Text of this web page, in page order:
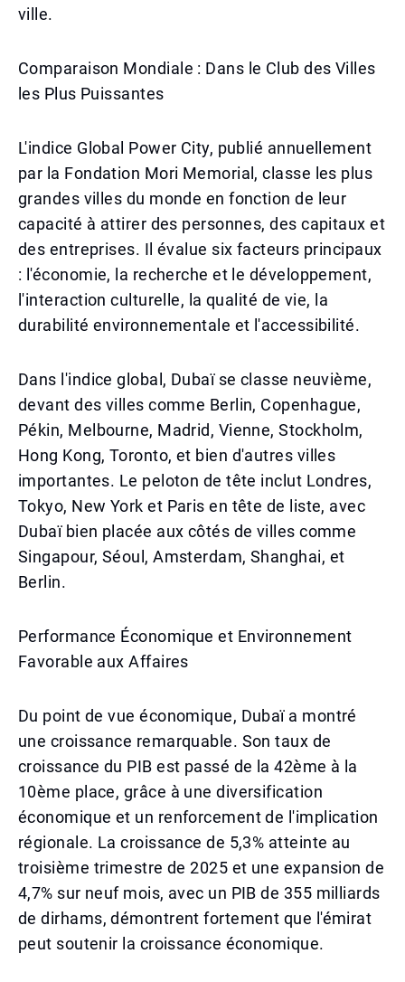
ville.
Comparaison Mondiale : Dans le Club des Villes
les Plus Puissantes
L'indice Global Power City, publié annuellement
par la Fondation Mori Memorial, classe les plus
grandes villes du monde en fonction de leur
capacité à attirer des personnes, des capitaux et
des entreprises. Il évalue six facteurs principaux
: l'économie, la recherche et le développement,
l'interaction culturelle, la qualité de vie, la
durabilité environnementale et l'accessibilité.
Dans l'indice global, Dubaï se classe neuvième,
devant des villes comme Berlin, Copenhague,
Pékin, Melbourne, Madrid, Vienne, Stockholm,
Hong Kong, Toronto, et bien d'autres villes
importantes. Le peloton de tête inclut Londres,
Tokyo, New York et Paris en tête de liste, avec
Dubaï bien placée aux côtés de villes comme
Singapour, Séoul, Amsterdam, Shanghai, et
Berlin.
Performance Économique et Environnement
Favorable aux Affaires
Du point de vue économique, Dubaï a montré
une croissance remarquable. Son taux de
croissance du PIB est passé de la 42ème à la
10ème place, grâce à une diversification
économique et un renforcement de l'implication
régionale. La croissance de 5,3% atteinte au
troisième trimestre de 2025 et une expansion de
4,7% sur neuf mois, avec un PIB de 355 milliards
de dirhams, démontrent fortement que l'émirat
peut soutenir la croissance économique.